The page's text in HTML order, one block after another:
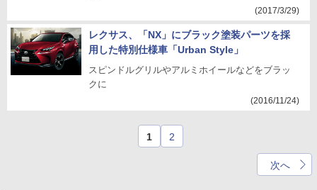
(2017/3/29)
レクサス、「NX」にブラック塗装パーツを採
用した特別仕様車「Urban Style」
スピンドルグリルやアルミホイールなどをブラッ
クに
(2016/11/24)
1 2
次へ